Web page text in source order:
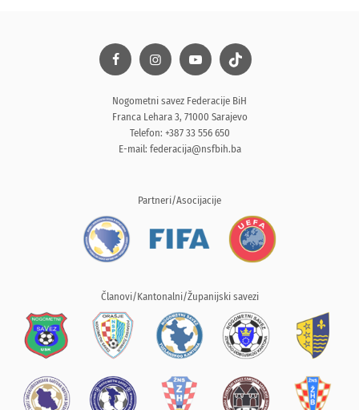
Nogometni savez Federacije BiH
Franca Lehara 3, 71000 Sarajevo
Telefon: +387 33 556 650
E-mail: federacija@nsfbih.ba
Partneri/Asocijacije
Članovi/Kantonalni/Županijski savezi